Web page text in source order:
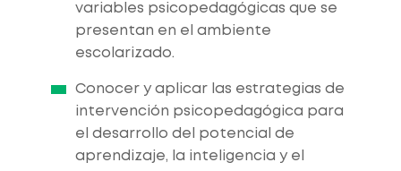
variables psicopedagógicas que se
presentan en el ambiente
escolarizado.
Conocer y aplicar las estrategias de
intervención psicopedagógica para
el desarrollo del potencial de
aprendizaje, la inteligencia y el